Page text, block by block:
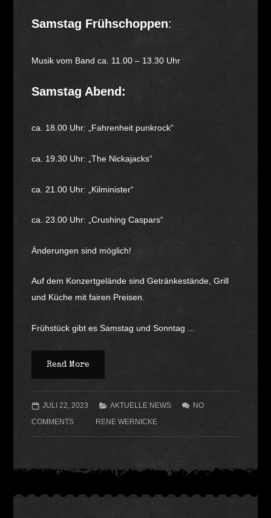
Samstag Frühschoppen:
Musik vom Band ca. 11.00 – 13.30 Uhr
Samstag Abend:
ca. 18.00 Uhr: „Fahrenheit punkrock“
ca. 19.30 Uhr: „The Nickajacks“
ca. 21.00 Uhr: „Kilminister“
ca. 23.00 Uhr: „Crushing Caspars“
Änderungen sind möglich!
Auf dem Konzertgelände sind Getränkestände, Grill
und Küche mit fairen Preisen.
Frühstück gibt es Samstag und Sonntag ...
Read More
JULI 22, 2023 AKTUELLE NEWS
NO
COMMENTS
RENE WERNICKE